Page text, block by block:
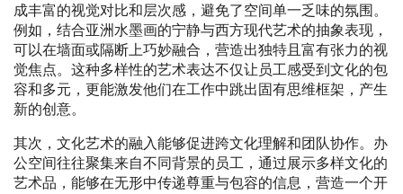
成丰富的视觉对比和层次感，避免了空间单一乏味的氛围。
例如，结合亚洲水墨画的宁静与西方现代艺术的抽象表现，
可以在墙面或隔断上巧妙融合，营造出独特且富有张力的视
觉焦点。这种多样性的艺术表达不仅让员工感受到文化的包
容和多元，更能激发他们在工作中跳出固有思维框架，产生
新的创意。
其次，文化艺术的融入能够促进跨文化理解和团队协作。办
公空间往往聚集来自不同背景的员工，通过展示多样文化的
艺术品，能够在无形中传递尊重与包容的信息，营造一个开